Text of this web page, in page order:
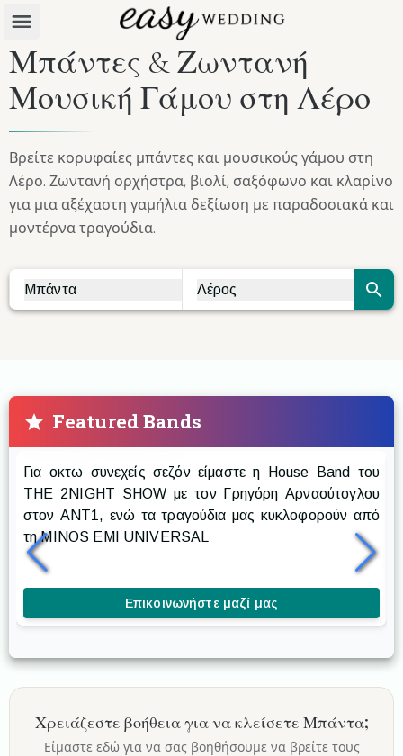
Μπάντες & Ζωντανή
Μουσική Γάμου στη Λέρο
Βρείτε κορυφαίες μπάντες και μουσικούς γάμου στη
Λέρο. Ζωντανή ορχήστρα, βιολί, σαξόφωνο και κλαρίνο
για μια αξέχαστη γαμήλια δεξίωση με παραδοσιακά και
μοντέρνα τραγούδια.
Μπάντα Λέρος
Featured Bands
Prestige The Band
Για οκτω συνεχείς σεζόν είμαστε η House Band του
THE 2NIGHT SHOW με τον Γρηγόρη Αρναούτογλου
στον ANT1, ενώ τα τραγούδια μας κυκλοφορούν από
τη MINOS EMI UNIVERSAL
Επικοινωνήστε μαζί μας
Χρειάζεστε βοήθεια για να κλείσετε Μπάντα;
Είμαστε εδώ για να σας βοηθήσουμε να βρείτε τους